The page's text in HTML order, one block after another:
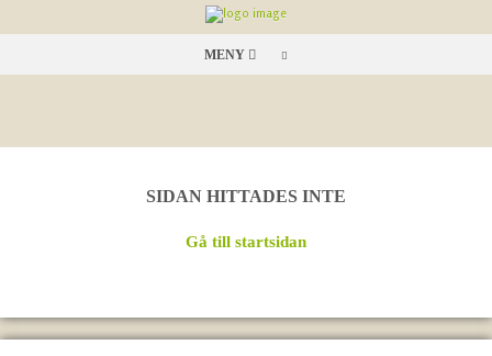
MENY
SIDAN HITTADES INTE
Gå till startsidan